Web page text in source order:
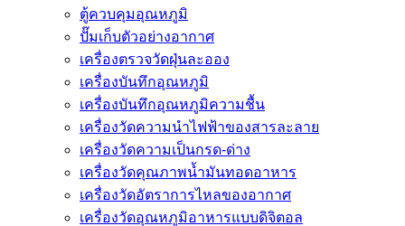
ตู้ควบคุมอุณหภูมิ
ปั๊มเก็บตัวอย่างอากาศ
เครื่องตรวจวัดฝุ่นละออง
เครื่องบันทึกอุณหภูมิ
เครื่องบันทึกอุณหภูมิความชื้น
เครื่องวัดความนําไฟฟ้าของสารละลาย
เครื่องวัดความเป็นกรด-ด่าง
เครื่องวัดคุณภาพน้ำมันทอดอาหาร
เครื่องวัดอัตราการไหลของอากาศ
เครื่องวัดอุณหภูมิอาหารแบบดิจิตอล